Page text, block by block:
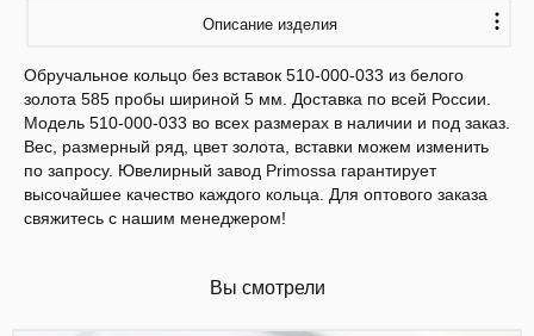
Описание изделия
Обручальное кольцо без вставок 510-000-033 из белого
золота 585 пробы шириной 5 мм. Доставка по всей России.
Модель 510-000-033 во всех размерах в наличии и под заказ.
Вес, размерный ряд, цвет золота, вставки можем изменить
по запросу. Ювелирный завод Primossa гарантирует
высочайшее качество каждого кольца. Для оптового заказа
свяжитесь с нашим менеджером!
Вы смотрели